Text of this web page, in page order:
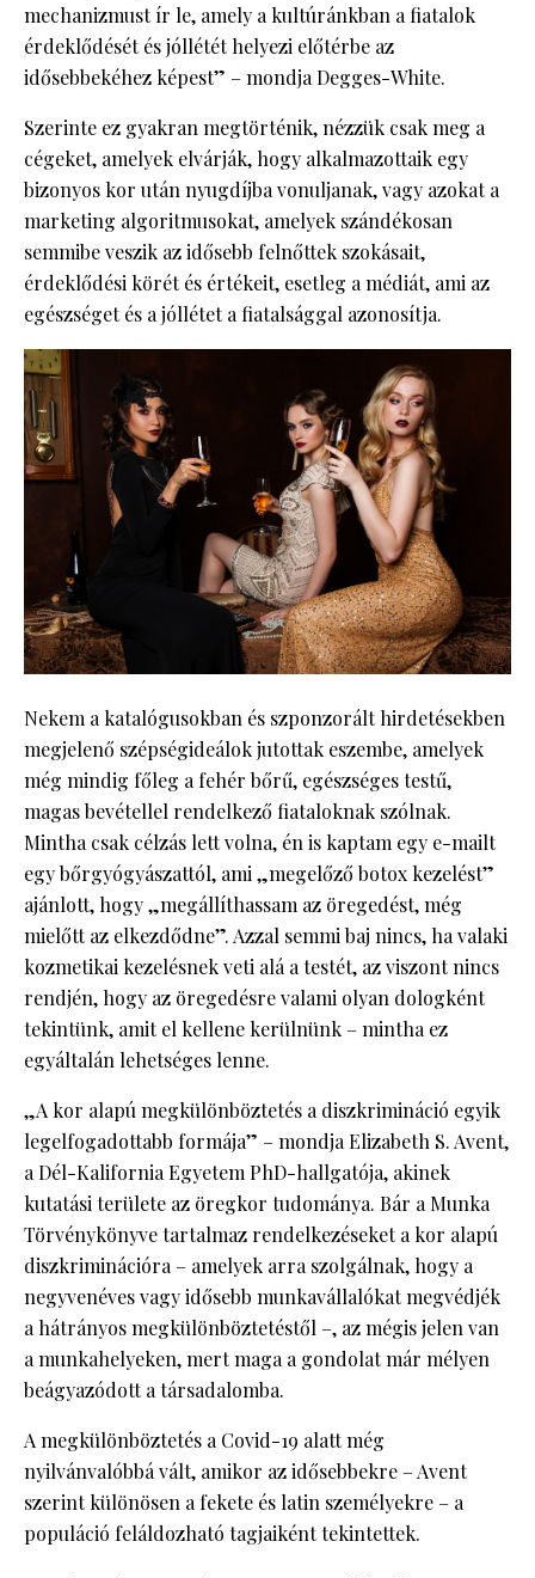
mechanizmust ír le, amely a kultúránkban a fiatalok
érdeklődését és jóllétét helyezi előtérbe az
idősebbekéhez képest” – mondja Degges-White.
Szerinte ez gyakran megtörténik, nézzük csak meg a
cégeket, amelyek elvárják, hogy alkalmazottaik egy
bizonyos kor után nyugdíjba vonuljanak, vagy azokat a
marketing algoritmusokat, amelyek szándékosan
semmibe veszik az idősebb felnőttek szokásait,
érdeklődési körét és értékeit, esetleg a médiát, ami az
egészséget és a jóllétet a fiatalsággal azonosítja.
Nekem a katalógusokban és szponzorált hirdetésekben
megjelenő szépségideálok jutottak eszembe, amelyek
még mindig főleg a fehér bőrű, egészséges testű,
magas bevétellel rendelkező fiataloknak szólnak.
Mintha csak célzás lett volna, én is kaptam egy e-mailt
egy bőrgyógyászattól, ami „megelőző botox kezelést”
ajánlott, hogy „megállíthassam az öregedést, még
mielőtt az elkezdődne”. Azzal semmi baj nincs, ha valaki
kozmetikai kezelésnek veti alá a testét, az viszont nincs
rendjén, hogy az öregedésre valami olyan dologként
tekintünk, amit el kellene kerülnünk – mintha ez
egyáltalán lehetséges lenne.
„A kor alapú megkülönböztetés a diszkrimináció egyik
legelfogadottabb formája” – mondja Elizabeth S. Avent,
a Dél-Kalifornia Egyetem PhD-hallgatója, akinek
kutatási területe az öregkor tudománya. Bár a Munka
Törvénykönyve tartalmaz rendelkezéseket a kor alapú
diszkriminációra – amelyek arra szolgálnak, hogy a
negyvenéves vagy idősebb munkavállalókat megvédjék
a hátrányos megkülönböztetéstől –, az mégis jelen van
a munkahelyeken, mert maga a gondolat már mélyen
beágyazódott a társadalomba.
A megkülönböztetés a Covid-19 alatt még
nyilvánvalóbbá vált, amikor az idősebbekre – Avent
szerint különösen a fekete és latin személyekre – a
populáció feláldozható tagjaiként tekintettek.